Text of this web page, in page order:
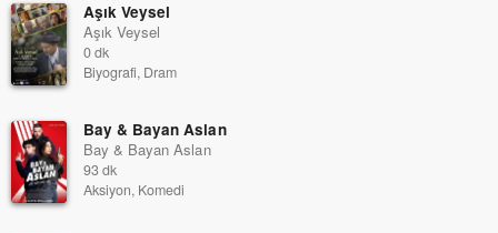
Aşık Veysel
Aşık Veysel
0 dk
Biyografi, Dram
Bay & Bayan Aslan
Bay & Bayan Aslan
93 dk
Aksiyon, Komedi